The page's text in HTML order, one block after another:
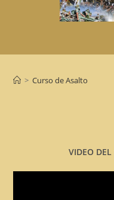
> Curso de Asalto
VIDEO DEL